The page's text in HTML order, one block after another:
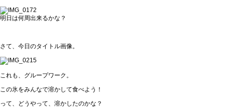
明日は何周出来るかな？
さて、今日のタイトル画像。
これも、グループワーク。
この氷をみんなで溶かして食べよう！
って、どうやって、溶かしたのかな？